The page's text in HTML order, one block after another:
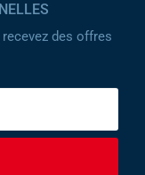
des offres